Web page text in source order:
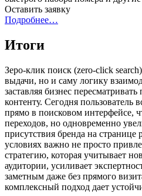
Оставить заявку
Подробнее…
Итоги
Зеро-клик поиск (zero-click
выдачи, но и саму логику
заставляя бизнес
контенту. Сегодня пользователь
прямо в поисковом интерфейсе,
переходов, но одновременно
присутствия бренда на странице
условиях важно не просто
стратегию, которая учитывает
аудитории, усиливает
заметным даже без прямого
комплексный подход дает